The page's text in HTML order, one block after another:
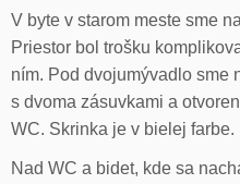
V byte v starom meste sme
Priestor bol trošku
ním. Pod dvojumývadlo sme
s dvoma zásuvkami a
WC. Skrinka je v bielej farbe.
Nad WC a bidet, kde sa